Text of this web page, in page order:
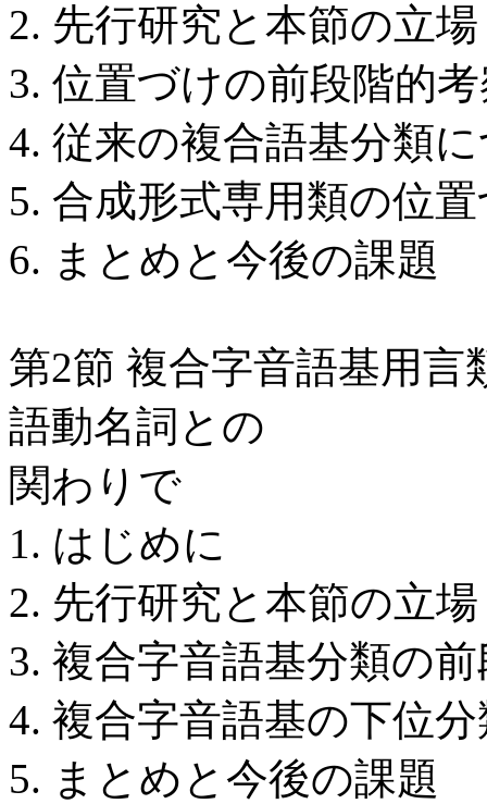
2. 先行研究と本節の立場
3. 位置づけの前段階的
4. 従来の複合語基分類
5. 合成形式専用類の位
6. まとめと今後の課題
第2節 複合字音語基用
語動名詞との
関わりで
1. はじめに
2. 先行研究と本節の立場
3. 複合字音語基分類の
4. 複合字音語基の下位
5. まとめと今後の課題